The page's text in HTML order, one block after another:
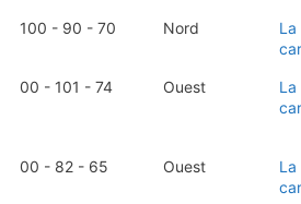
100 - 90 - 70 Nord
La
00 - 101 - 74 Ouest
La
00 - 82 - 65 Ouest
La